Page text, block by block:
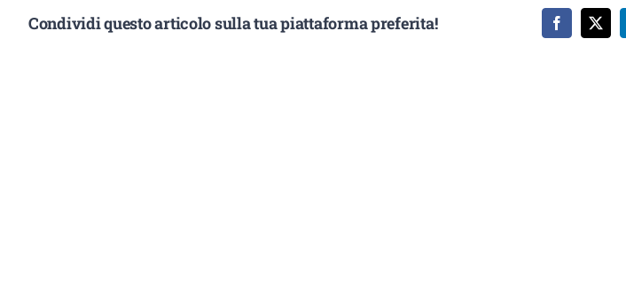
Condividi questo articolo sulla tua piattaforma preferita!